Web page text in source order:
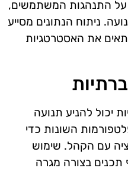
על התנהגות המשתמשים,
ניתוח הנתונים מסייע
את האסטרטגיות
יכול להניע תנועה
השונות כדי
עם הקהל. שימוש
תכנים בצורה מגרה